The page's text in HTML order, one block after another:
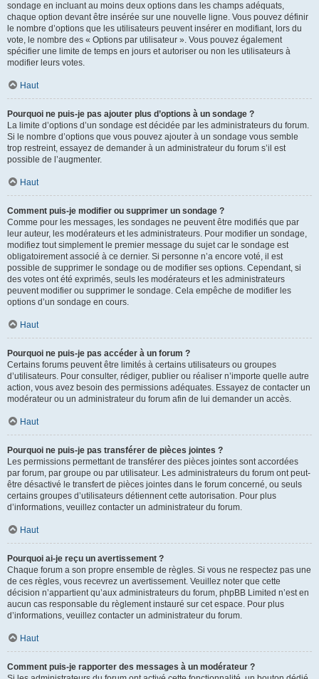
sondage en incluant au moins deux options dans les champs adéquats,
chaque option devant être insérée sur une nouvelle ligne. Vous pouvez définir
le nombre d’options que les utilisateurs peuvent insérer en modifiant, lors du
vote, le nombre des « Options par utilisateur ». Vous pouvez également
spécifier une limite de temps en jours et autoriser ou non les utilisateurs à
modifier leurs votes.
Haut
Pourquoi ne puis-je pas ajouter plus d’options à un sondage ?
La limite d’options d’un sondage est décidée par les administrateurs du forum.
Si le nombre d’options que vous pouvez ajouter à un sondage vous semble
trop restreint, essayez de demander à un administrateur du forum s’il est
possible de l’augmenter.
Haut
Comment puis-je modifier ou supprimer un sondage ?
Comme pour les messages, les sondages ne peuvent être modifiés que par
leur auteur, les modérateurs et les administrateurs. Pour modifier un sondage,
modifiez tout simplement le premier message du sujet car le sondage est
obligatoirement associé à ce dernier. Si personne n’a encore voté, il est
possible de supprimer le sondage ou de modifier ses options. Cependant, si
des votes ont été exprimés, seuls les modérateurs et les administrateurs
peuvent modifier ou supprimer le sondage. Cela empêche de modifier les
options d’un sondage en cours.
Haut
Pourquoi ne puis-je pas accéder à un forum ?
Certains forums peuvent être limités à certains utilisateurs ou groupes
d’utilisateurs. Pour consulter, rédiger, publier ou réaliser n’importe quelle autre
action, vous avez besoin des permissions adéquates. Essayez de contacter un
modérateur ou un administrateur du forum afin de lui demander un accès.
Haut
Pourquoi ne puis-je pas transférer de pièces jointes ?
Les permissions permettant de transférer des pièces jointes sont accordées
par forum, par groupe ou par utilisateur. Les administrateurs du forum ont peut-
être désactivé le transfert de pièces jointes dans le forum concerné, ou seuls
certains groupes d’utilisateurs détiennent cette autorisation. Pour plus
d’informations, veuillez contacter un administrateur du forum.
Haut
Pourquoi ai-je reçu un avertissement ?
Chaque forum a son propre ensemble de règles. Si vous ne respectez pas une
de ces règles, vous recevrez un avertissement. Veuillez noter que cette
décision n’appartient qu’aux administrateurs du forum, phpBB Limited n’est en
aucun cas responsable du règlement instauré sur cet espace. Pour plus
d’informations, veuillez contacter un administrateur du forum.
Haut
Comment puis-je rapporter des messages à un modérateur ?